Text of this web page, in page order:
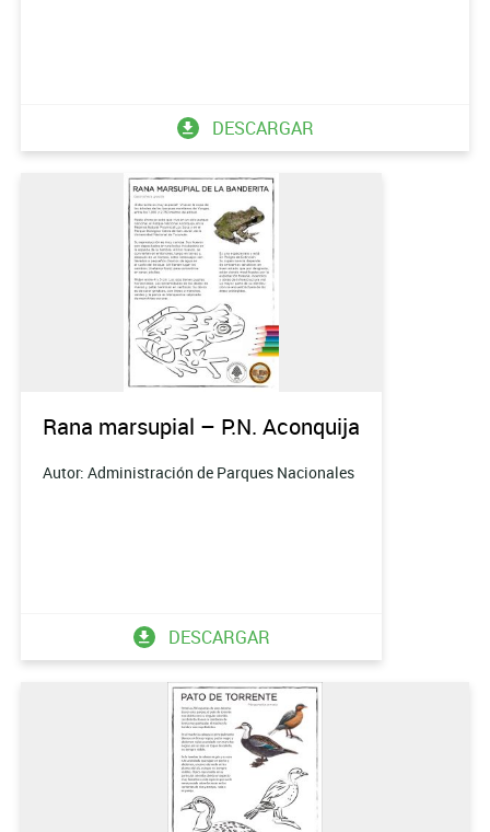
DESCARGAR
Rana marsupial – P.N. Aconquija
Autor: Administración de Parques Nacionales
DESCARGAR